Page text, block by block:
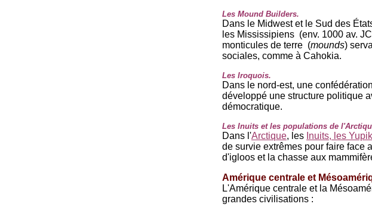
Les Mound Builders.
Dans le Midwest et le Sud des
les Mississipiens (env. 1000 av.
monticules de terre (mounds)
sociales, comme à Cahokia.
Les Iroquois.
Dans le nord-est, une
développé une structure politique
démocratique.
Les Inuits et les populations de
Dans l'Arctique, les Inuits, les
de survie extrêmes pour faire face
d'igloos et la chasse aux
Amérique centrale et
L'Amérique centrale et la
grandes civilisations :